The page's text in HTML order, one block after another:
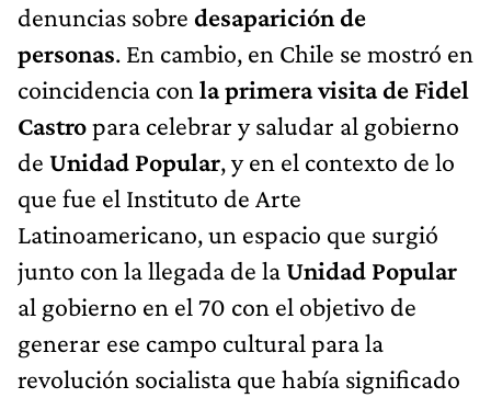
denuncias sobre desaparición de
personas. En cambio, en Chile se mostró en
coincidencia con la primera visita de Fidel
Castropara celebrar y saludar al gobierno
de Unidad Popular, y en el contexto de lo
que fue el Instituto de Arte
Latinoamericano, un espacio que surgió
junto con la llegada de laUnidad Popular
al gobierno en el 70 con el objetivo de
generar ese campo cultural para la
revolución socialista que había significado